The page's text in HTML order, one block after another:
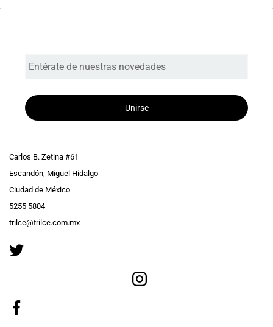
Unirse
Carlos B. Zetina #61
Escandón, Miguel Hidalgo
Ciudad de México
5255 5804
trilce@trilce.com.mx